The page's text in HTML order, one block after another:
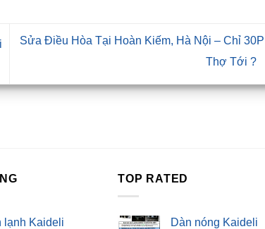
Sửa Điều Hòa Tại Hoàn Kiếm, Hà Nội – Chỉ
Thợ Tới ?
lạnh Kaideli
TOP RATED
Dàn nóng Kaideli